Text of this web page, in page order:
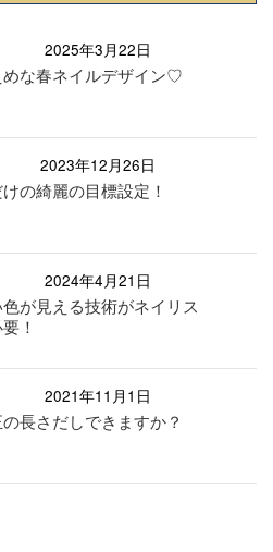
2025年3月22日
めな春ネイルデザイン♡
2023年12月26日
の綺麗の目標設定！
2024年4月21日
色が見える技術がネイリス
！
2021年11月1日
長さだしできますか？